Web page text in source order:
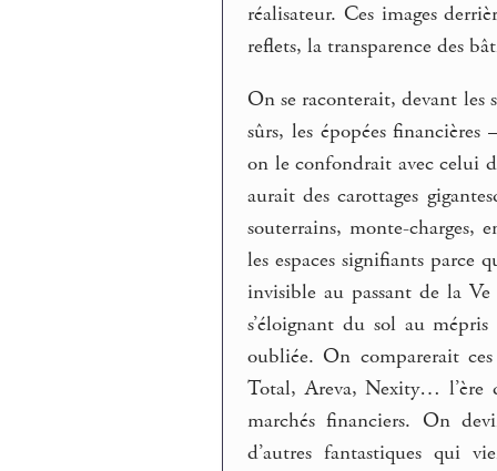
réalisateur. Ces images
reflets, la transparence des
On se raconterait, devant les
sûrs, les épopées
on le confondrait avec celui
aurait des carottages
souterrains, monte-charges,
les espaces signifiants parce
invisible au passant de la
s’éloignant du sol au
oubliée. On comparerait
Total, Areva, Nexity… l’ère
marchés financiers. On
d’autres fantastiques qui